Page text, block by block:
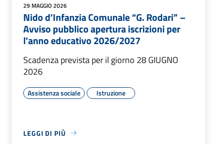
29 MAGGIO 2026
Nido d’Infanzia Comunale “G. Rodari” –
Avviso pubblico apertura iscrizioni per
l'anno educativo 2026/2027
Scadenza prevista per il giorno 28 GIUGNO
2026
Assistenza sociale Istruzione
LEGGI DI PIÙ